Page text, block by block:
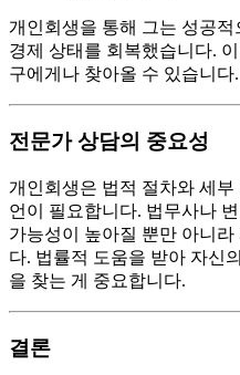
개인회생을 통해 그는 성공
경제 상태를 회복했습니다.
구에게나 찾아올 수 있습니다.
전문가 상담의 중요성
개인회생은 법적 절차와 세
언이 필요합니다. 법무사나
가능성이 높아질 뿐만 아니
다. 법률적 도움을 받아 자신
을 찾는 게 중요합니다.
결론